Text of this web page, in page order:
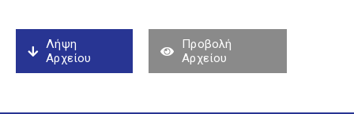
Λήψη
Αρχείου
Προβολή
Αρχείου